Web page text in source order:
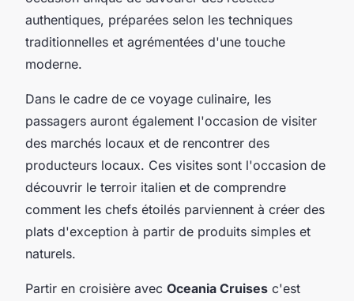
authentiques, préparées selon les techniques
traditionnelles et agrémentées d'une touche
moderne.
Dans le cadre de ce voyage culinaire, les
passagers auront également l'occasion de visiter
des marchés locaux et de rencontrer des
producteurs locaux. Ces visites sont l'occasion de
découvrir le terroir italien et de comprendre
comment les chefs étoilés parviennent à créer des
plats d'exception à partir de produits simples et
naturels.
Partir en croisière avec Oceania Cruises c'est